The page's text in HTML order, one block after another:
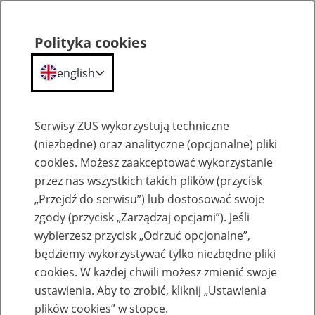
Komunikaty
Polityka cookies
english
Serwisy ZUS wykorzystują techniczne
(niezbędne) oraz analityczne (opcjonalne) pliki
cookies. Możesz zaakceptować wykorzystanie
przez nas wszystkich takich plików (przycisk
„Przejdź do serwisu”) lub dostosować swoje
zgody (przycisk „Zarządzaj opcjami”). Jeśli
wybierzesz przycisk „Odrzuć opcjonalne”,
będziemy wykorzystywać tylko niezbędne pliki
cookies. W każdej chwili możesz zmienić swoje
ustawienia. Aby to zrobić, kliknij „Ustawienia
plików cookies” w stopce.